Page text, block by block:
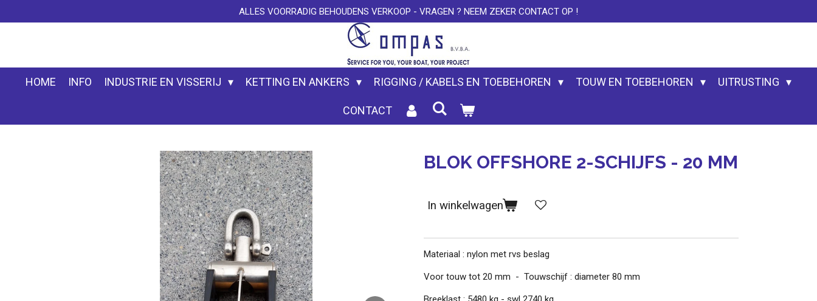
direct
hoofdinhoud
ALLES VOORRADIG BEHOUDENS VERKOOP - VRAGEN ? NEEM ZEKER CONTACT OP !
HOME INFO INDUSTRIE EN VISSERIJ KETTING EN ANKERS RIGGING / KABELS EN TOEBEHOREN TOUW EN TOEBEHOREN UITRUSTING
CONTACT
BLOK OFFSHORE 2-SCHIJFS - 20 MM
In winkelwagen
Materiaal : nylon met rvs beslag
Voor touw tot 20 mm - Touwschijf : diameter 80 mm